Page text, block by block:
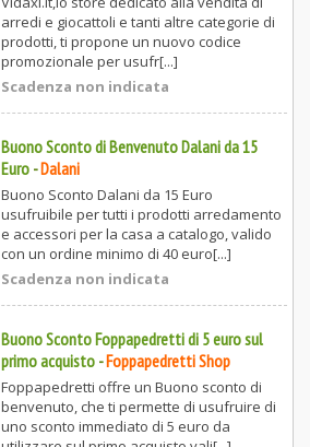
arredi e giocattoli e tanti altre categorie di
prodotti, ti propone un nuovo codice
promozionale per usufr[...]
Scadenza non indicata
Buono Sconto di Benvenuto Dalani da 15
Euro-Dalani
Buono Sconto Dalani da 15 Euro
usufruibile per tutti i prodotti arredamento
e accessori per la casa a catalogo, valido
con un ordine minimo di 40 euro[...]
Scadenza non indicata
Buono Sconto Foppapedretti di 5 euro sul
primo acquisto-Foppapedretti Shop
Foppapedretti offre un Buono sconto di
benvenuto, che ti permette di usufruire di
uno sconto immediato di 5 euro da